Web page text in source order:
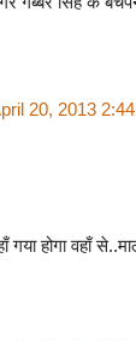
20, 2013
होगा वहाँ